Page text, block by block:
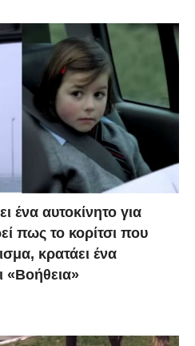
ένα αυτοκίνητο για
πως το κορίτσι που
κρατάει ένα
«Βοήθεια»